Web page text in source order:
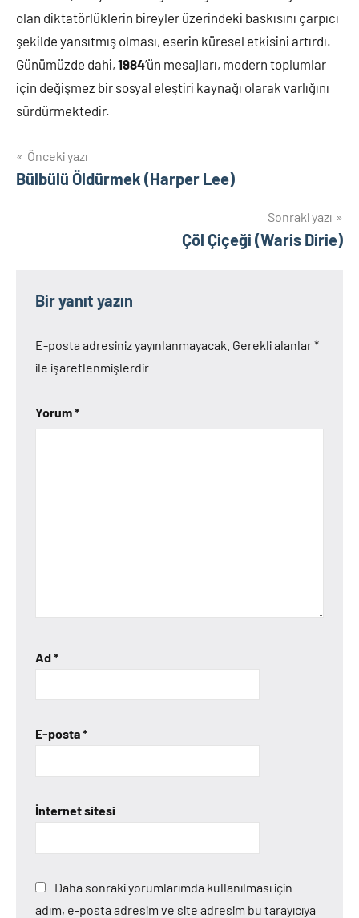
olan diktatörlüklerin bireyler üzerindeki baskısını çarpıcı
şekilde yansıtmış olması, eserin küresel etkisini artırdı.
Günümüzde dahi, 1984’ün mesajları, modern toplumlar
için değişmez bir sosyal eleştiri kaynağı olarak varlığını
sürdürmektedir.
Yazı
gezinmesi
Önceki yazı
Bülbülü Öldürmek (Harper Lee)
Sonraki yazı
Çöl Çiçeği (Waris Dirie)
Bir yanıt yazın
E-posta adresiniz yayınlanmayacak. Gerekli alanlar*
ile işaretlenmişlerdir
Yorum*
Ad*
E-posta*
İnternet sitesi
Daha sonraki yorumlarımda kullanılması için
adım, e-posta adresim ve site adresim bu tarayıcıya